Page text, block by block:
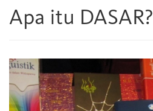
Apa itu DASAR?